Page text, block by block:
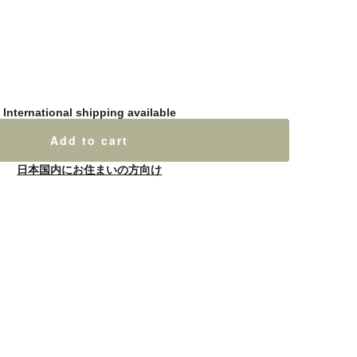
International shipping available
Add to cart
日本国内にお住まいの方向け